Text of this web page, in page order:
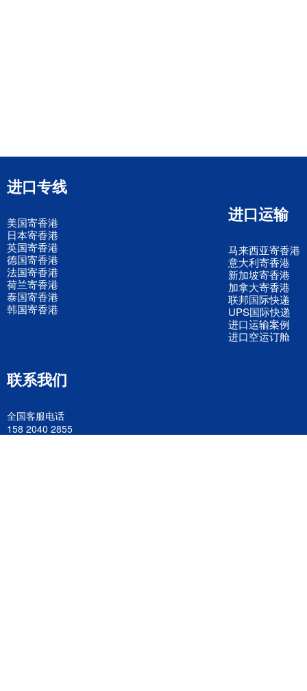
进口专线
美国寄香港
日本寄香港
英国寄香港
德国寄香港
法国寄香港
荷兰寄香港
泰国寄香港
韩国寄香港
进口运输
马来西亚寄香港
意大利寄香港
新加坡寄香港
加拿大寄香港
联邦国际快递
UPS国际快递
进口运输案例
进口空运订舱
联系我们
全国客服电话
158 2040 2855